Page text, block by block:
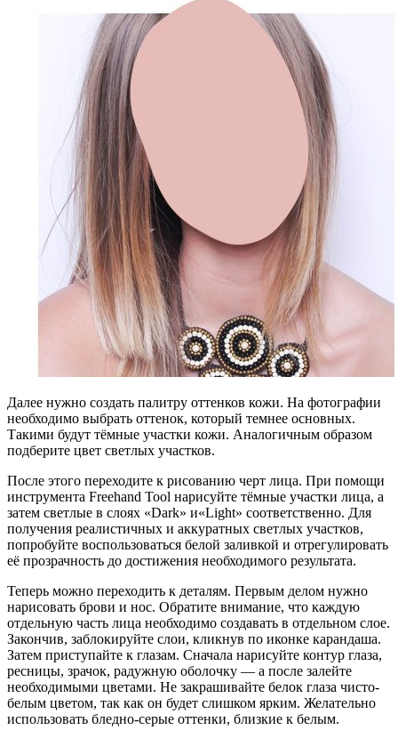
Далее нужно создать палитру оттенков кожи. На фотографии
необходимо выбрать оттенок, который темнее основных.
Такими будут тёмные участки кожи. Аналогичным образом
подберите цвет светлых участков.
После этого переходите к рисованию черт лица. При помощи
инструмента Freehand Tool нарисуйте тёмные участки лица, а
затем светлые в слоях «Dark» и«Light» соответственно. Для
получения реалистичных и аккуратных светлых участков,
попробуйте воспользоваться белой заливкой и отрегулировать
её прозрачность до достижения необходимого результата.
Теперь можно переходить к деталям. Первым делом нужно
нарисовать брови и нос. Обратите внимание, что каждую
отдельную часть лица необходимо создавать в отдельном слое.
Закончив, заблокируйте слои, кликнув по иконке карандаша.
Затем приступайте к глазам. Сначала нарисуйте контур глаза,
ресницы, зрачок, радужную оболочку — а после залейте
необходимыми цветами. Не закрашивайте белок глаза чисто-
белым цветом, так как он будет слишком ярким. Желательно
использовать бледно-серые оттенки, близкие к белым.